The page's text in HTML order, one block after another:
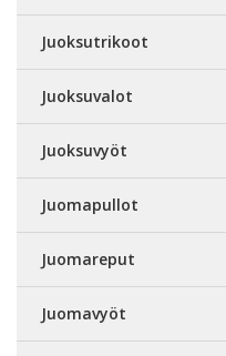
Juoksutrikoot
Juoksuvalot
Juoksuvyöt
Juomapullot
Juomareput
Juomavyöt